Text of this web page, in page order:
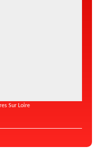
Sur Loire